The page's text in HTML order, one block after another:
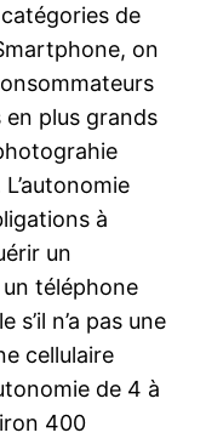
de
on
plus grands
à
un
téléphone
s’il n’a pas une
cellulaire
de 4 à
400